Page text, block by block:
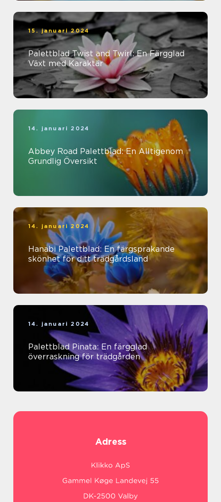
15. januari 2024
Palettblad Twist and Twirl: En Färgglad
Växt med Karaktär
14. januari 2024
Abbey Road Palettblad: En Alltigenom
Grundlig Översikt
14. januari 2024
Hanabi Palettblad: En färgsprakande
skönhet för ditt trädgårdsland
14. januari 2024
Palettblad Pinata: En färgglad
överraskning för trädgården
Adress